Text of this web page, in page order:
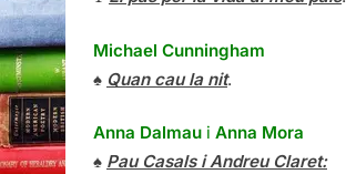
Michael Cunningham
♠ Quan cau la nit.
Anna Dalmau i Anna Mora
♠ Pau Casals i Andreu Claret: